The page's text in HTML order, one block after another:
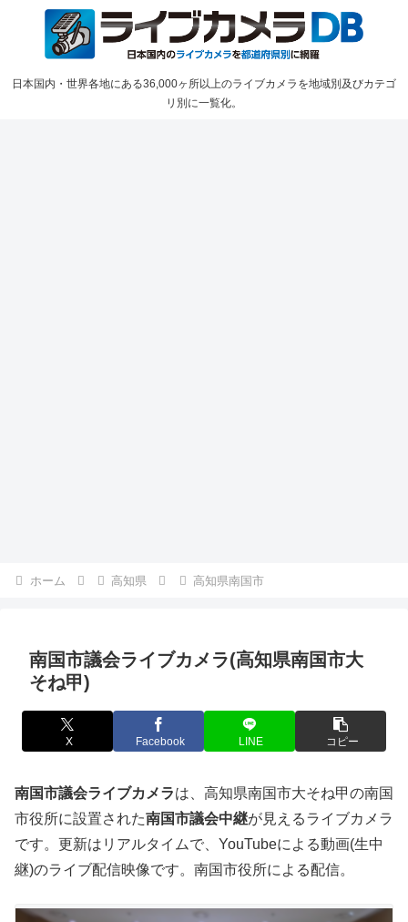
日本国内・世界各地にある36,000ヶ所以上のライブカメラを地域別及びカテゴ
リ別に一覧化。
ホーム 高知県 高知県南国市
南国市議会ライブカメラ(高知県南国市大
そね甲)
X Facebook LINE コピー
南国市議会ライブカメラは、高知県南国市大そね甲の南国
市役所に設置された南国市議会中継が見えるライブカメラ
です。更新はリアルタイムで、YouTubeによる動画(生中
継)のライブ配信映像です。南国市役所による配信。